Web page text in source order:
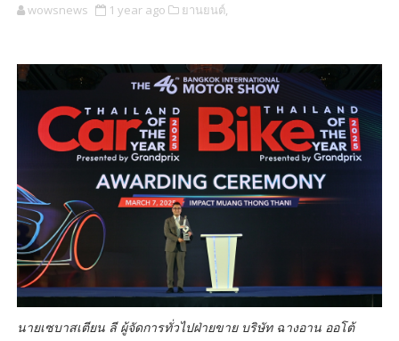
wowsnews 1 year ago ยานยนต์,
นายเซบาสเตียน ลี ผู้จัดการทั่วไปฝ่ายขาย บริษัท ฉางอาน ออโต้